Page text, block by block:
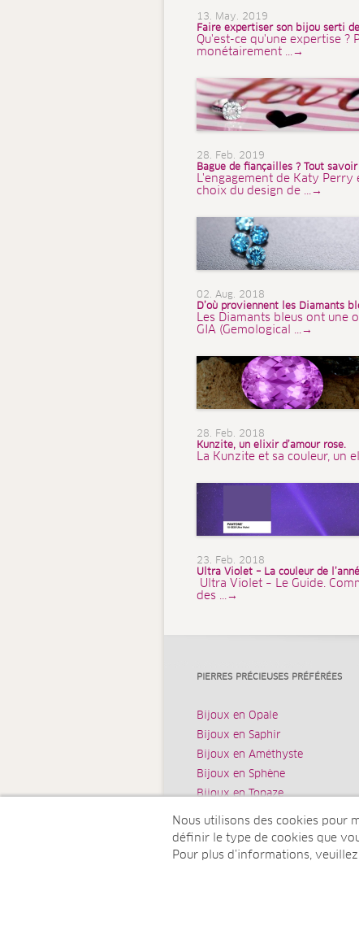
13. May. 2019
Faire expertiser son bijou serti
Qu'est-ce qu'une expertise
monétairement ...→
28. Feb. 2019
Bague de fiançailles ? Tout
L'engagement de Katy
choix du design de ...→
02. Aug. 2018
D’où proviennent les Diamants
Les Diamants bleus ont une
GIA (Gemological ...→
28. Feb. 2018
Kunzite, un elixir d’amour rose.
La Kunzite et sa couleur, un
23. Feb. 2018
Ultra Violet – La couleur de
Ultra Violet – Le Guide.
des ...→
PIERRES PRÉCIEUSES PRÉFÉRÉES
Bijoux en Opale
Bijoux en Saphir
Bijoux en Améthyste
Bijoux en Sphène
Bijoux en Topaze
© Juwelo TV Deutschland GmbH
Nous utilisons des cookies pour
définir le type de cookies que
Pour plus d’informations,